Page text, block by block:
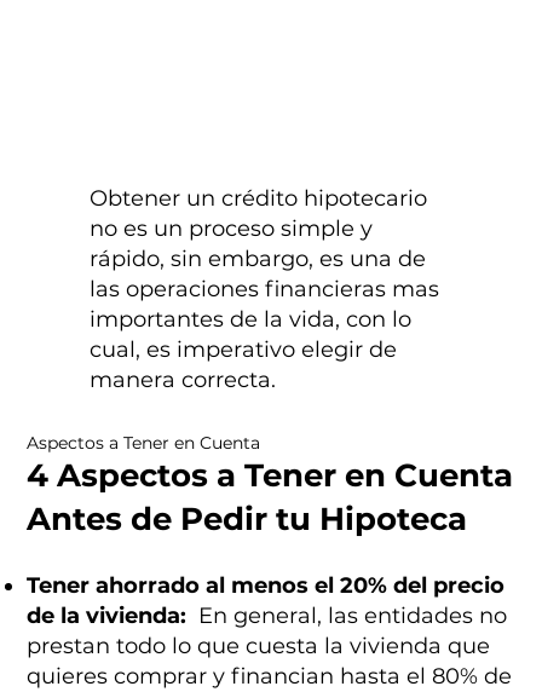
Aspectos a Tener en Cuenta
4 Aspectos a Tener en Cuenta
Antes de Pedir tu Hipoteca
Tener ahorrado al menos el 20% del precio
de la vivienda: En general, las entidades no
prestan todo lo que cuesta la vivienda que
quieres comprar y financian hasta el 80% de
Obtener un crédito hipotecario
no es un proceso simple y
rápido, sin embargo, es una de
las operaciones financieras mas
importantes de la vida, con lo
cual, es imperativo elegir de
manera correcta.